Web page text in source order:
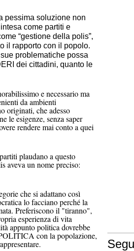
pessima soluzione non
come partiti e
“gestione della polis”,
il rapporto con il popolo.
problematiche possa
dei cittadini, quanto le
e necessario ma
da ambienti
originati, che adesso
le esigenze, senza saper
rendere mai conto a quei
plaudano a questo
aveva un nome preciso:
che si adattano così
lo facciano perché la
Preferiscono il "tiranno",
esperienza di vita
appunto politica dovrebbe
con la popolazione,